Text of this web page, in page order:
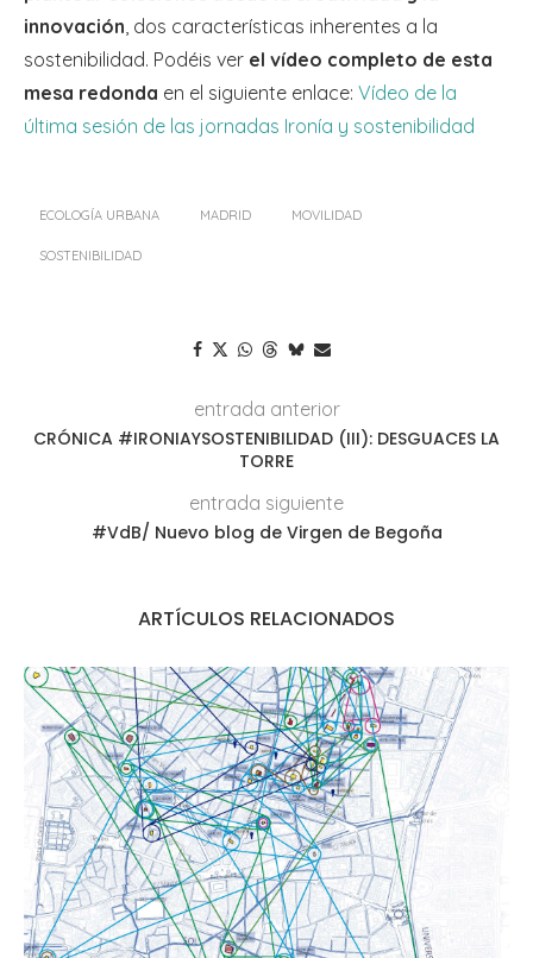
innovación, dos características inherentes a la
sostenibilidad. Podéis ver el vídeo completo de esta
mesa redonda en el siguiente enlace: Vídeo de la
última sesión de las jornadas Ironía y sostenibilidad
ECOLOGÍA URBANA MADRID MOVILIDAD
SOSTENIBILIDAD
entrada anterior
CRÓNICA #IRONIAYSOSTENIBILIDAD (III): DESGUACES LA
TORRE
entrada siguiente
#VdB/ Nuevo blog de Virgen de Begoña
ARTÍCULOS RELACIONADOS